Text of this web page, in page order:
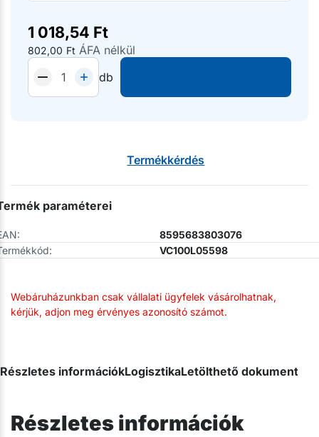
1 018,54 Ft
802,00 Ft ÁFA nélkül
db
Webáruházunkban csak vállalati ügyfelek vásárolhatnak,
kérjük, adjon meg érvényes azonosító számot.
Termékkérdés
paraméterei
8595683803076
VC100L05598
Részletes információkLogisztikaLetölthető
Részletes információk